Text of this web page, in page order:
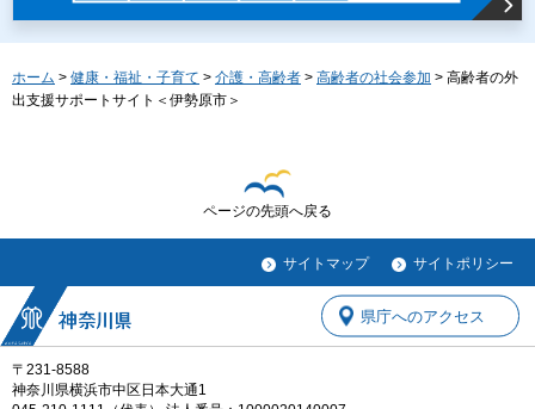
ホーム > 健康・福祉・子育て > 介護・高齢者 > 高齢者の社会参加 > 高齢者の外
出支援サポートサイト＜伊勢原市＞
ページの先頭へ戻る
サイトマップ サイトポリシー
〒231-8588
神奈川県横浜市中区日本大通1
県庁へのアクセス